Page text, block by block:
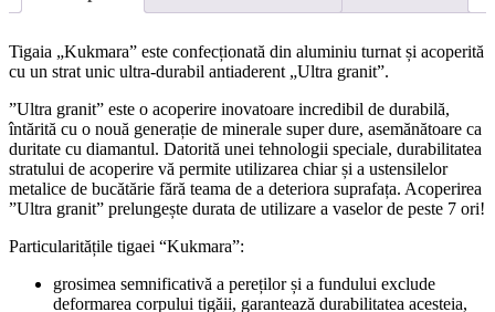
Tigaia „Kukmara” este confecționată din aluminiu turnat și acoperită
cu un strat unic ultra-durabil antiaderent „Ultra granit”.
”Ultra granit” este o acoperire inovatoare incredibil de durabilă,
întărită cu o nouă generație de minerale super dure, asemănătoare ca
duritate cu diamantul. Datorită unei tehnologii speciale, durabilitatea
stratului de acoperire vă permite utilizarea chiar și a ustensilelor
metalice de bucătărie fără teama de a deteriora suprafața. Acoperirea
”Ultra granit” prelungește durata de utilizare a vaselor de peste 7 ori!
Particularitățile tigaei “Kukmara”:
grosimea semnificativă a pereților și a fundului exclude
deformarea corpului tigăii, garantează durabilitatea acesteia,